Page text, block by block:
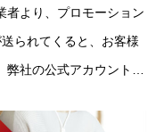
者より、プロモーション
られてくると、お客様
社の公式アカウントは